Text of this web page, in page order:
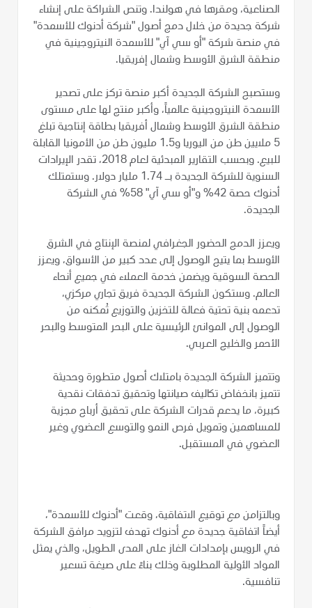
الصناعية، ومقرها في هولندا. وتنص الشراكة على إنشاء
شركة جديدة من خلال دمج أصول "شركة أدنوك للأسمدة"
في منصة شركة "أو سي آي" للأسمدة النيتروجينية في
منطقة الشرق الأوسط وشمال إفريقيا.
وستصبح الشركة الجديدة أكبر منصة تركز على تصدير
الأسمدة النيتروجينية عالمياً، وأكبر منتج لها على مستوى
منطقة الشرق الأوسط وشمال أفريقيا بطاقة إنتاجية تبلغ
5 ملايين طن من اليوريا و1.5 مليون طن من الأمونيا القابلة
للبيع. وبحسب التقارير المبدئية لعام 2018، تقدر الإيرادات
السنوية للشركة الجديدة بـ 1.74 مليار دولار. وستمتلك
أدنوك حصة 42% و"أو سي آي" 58% في الشركة
الجديدة.
ويعزز الدمج الحضور الجغرافي لمنصة الإنتاج في الشرق
الأوسط بما يتيح الوصول إلى عدد كبير من الأسواق، ويعزز
الحصة السوقية ويضمن خدمة العملاء في جميع أنحاء
العالم. وستكون الشركة الجديدة فريق تجاري مركزي،
تدعمه بنية تحتية فعالة للتخزين والتوزيع تُمكنه من
الوصول إلى الموانئ الرئيسية على البحر المتوسط والبحر
الأحمر والخليج العربي.
وتتميز الشركة الجديدة بامتلاك أصول متطورة وحديثة
تتميز بانخفاض تكاليف صيانتها وتحقيق تدفقات نقدية
كبيرة، ما يدعم قدرات الشركة على تحقيق أرباح مجزية
للمساهمين وتمويل فرص النمو والتوسع العضوي وغير
العضوي في المستقبل.
وبالتزامن مع توقيع الاتفاقية، وقعت "أدنوك للأسمدة"،
أيضاً اتفاقية جديدة مع أدنوك تهدف لتزويد مرافق الشركة
في الرويس بإمدادات الغاز على المدى الطويل، والذي يمثل
المواد الأولية المطلوبة وذلك بناءً على صيغة تسعير
تنافسية.